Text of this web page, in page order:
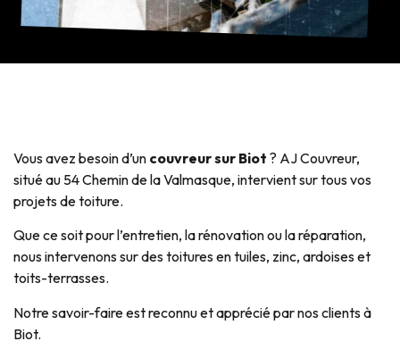
Vous avez besoin d’un couvreur sur Biot ? AJ Couvreur,
situé au 54 Chemin de la Valmasque, intervient sur tous vos
projets de toiture.
Que ce soit pour l’entretien, la rénovation ou la réparation,
nous intervenons sur des toitures en tuiles, zinc, ardoises et
toits-terrasses.
Notre savoir-faire est reconnu et apprécié par nos clients à
Biot.